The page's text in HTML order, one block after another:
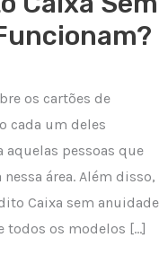
os cartões de
cada um deles
aquelas pessoas que
área. Além disso,
Caixa sem anuidade
todos os modelos […]